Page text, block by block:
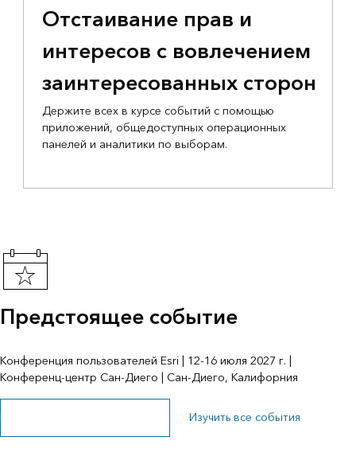
Отстаивание прав и
интересов с вовлечением
заинтересованных сторон
Держите всех в курсе событий с помощью
приложений, общедоступных операционных
панелей и аналитики по выборам.
Предстоящее событие
Конференция пользователей Esri | 12-16 июля 2027 г. |
Конференц-центр Сан-Диего | Сан-Диего, Калифорния
Изучите страницу мероприятия Изучить все события